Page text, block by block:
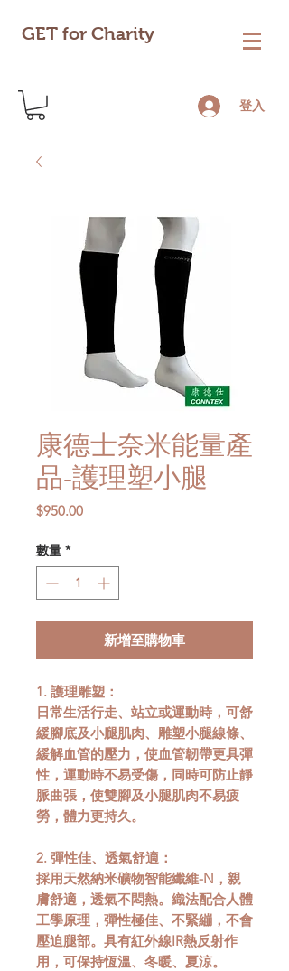
GET for Charity
登入
康德士奈米能量產
品-護理塑小腿
$950.00價
數量 *
新增至購物車
1. 護理雕塑：
日常生活行走、站立或運動時，可舒
緩腳底及小腿肌肉、雕塑小腿線條、
緩解血管的壓力，使血管韌帶更具彈
性，運動時不易受傷，同時可防止靜
脈曲張，使雙腳及小腿肌肉不易疲
勞，體力更持久。
2. 彈性佳、透氣舒適：
採用天然納米礦物智能纖維-N，親
膚舒適，透氣不悶熱。織法配合人體
工學原理，彈性極佳、不緊繃，不會
壓迫腿部。具有紅外線IR熱反射作
用，可保持恆溫、冬暖、夏涼。